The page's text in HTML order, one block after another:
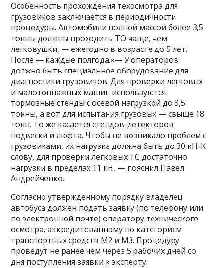
Особенность прохождения техосмотра для
грузовиков заключается в периодичности
процедуры. Автомобили полной массой более 3,5
тонны должны проходить ТО чаще, чем
легковушки, — ежегодно в возрасте до 5 лет.
После — каждые полгода.«— У операторов
должно быть специальное оборудование для
диагностики грузовиков. Для проверки легковых
и малотоннажных машин используются
тормозные стенды с осевой нагрузкой до 3,5
тонны, а вот для испытания грузовых — свыше 18
тонн. То же касается стендов-детекторов
подвески и люфта. Чтобы не возникало проблем с
грузовиками, их нагрузка должна быть до 30 кН. К
слову, для проверки легковых ТС достаточно
нагрузки в пределах 11 кН, — пояснил Павел
Андрейченко.
Согласно утвержденному порядку владелец
автобуса должен подать заявку (по телефону или
по электронной почте) оператору технического
осмотра, аккредитованному по категориям
транспортных средств М2 и М3. Процедуру
проведут не ранее чем через 5 рабочих дней со
дня поступления заявки к эксперту.